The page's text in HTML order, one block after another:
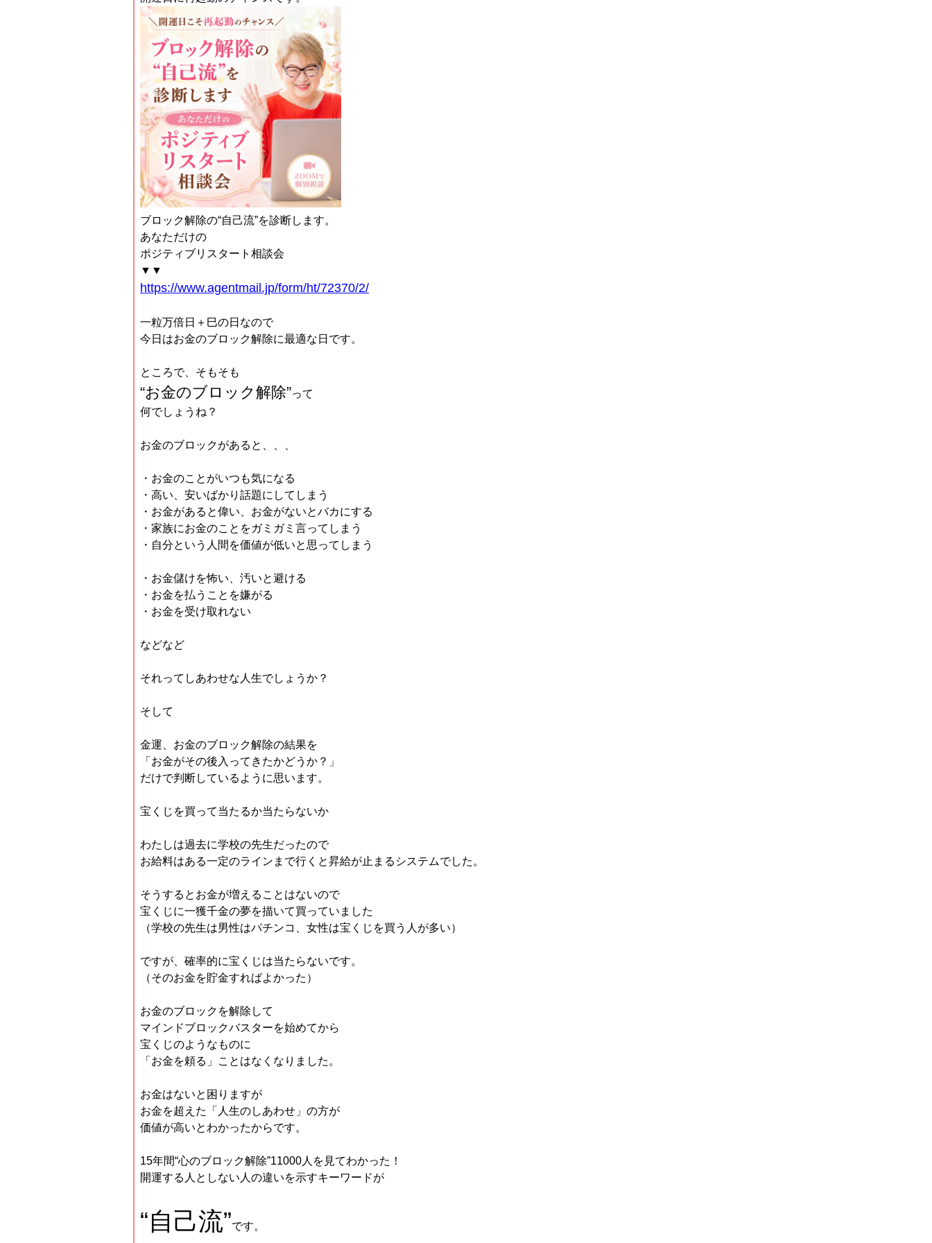
ブロック解除の“自己流”を診断します。
あなただけの
ポジティブリスタート相談会
▼▼
https://www.agentmail.jp/form/ht/72370/2/
一粒万倍日＋巳の日なので
今日はお金のブロック解除に最適な日です。
ところで、そもそも
“お金のブロック解除”って
何でしょうね？
お金のブロックがあると、、、
・お金のことがいつも気になる
・高い、安いばかり話題にしてしまう
・お金があると偉い、お金がないとバカにする
・家族にお金のことをガミガミ言ってしまう
・自分という人間を価値が低いと思ってしまう
・お金儲けを怖い、汚いと避ける
・お金を払うことを嫌がる
・お金を受け取れない
などなど
それってしあわせな人生でしょうか？
そして
金運、お金のブロック解除の結果を
「お金がその後入ってきたかどうか？」
だけで判断しているように思います。
宝くじを買って当たるか当たらないか
わたしは過去に学校の先生だったので
お給料はある一定のラインまで行くと昇給が止まるシステムでした。
そうするとお金が増えることはないので
宝くじに一獲千金の夢を描いて買っていました
（学校の先生は男性はパチンコ、女性は宝くじを買う人が多い）
ですが、確率的に宝くじは当たらないです。
（そのお金を貯金すればよかった）
お金のブロックを解除して
マインドブロックバスターを始めてから
宝くじのようなものに
「お金を頼る」ことはなくなりました。
お金はないと困りますが
お金を超えた「人生のしあわせ」の方が
価値が高いとわかったからです。
15年間“心のブロック解除”11000人を見てわかった！
開運する人としない人の違いを示すキーワードが
“自己流”です。